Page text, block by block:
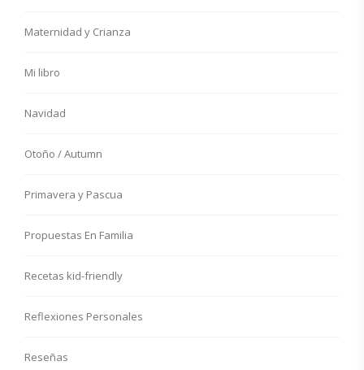
Maternidad y Crianza
Mi libro
Navidad
Otoño / Autumn
Primavera y Pascua
Propuestas En Familia
Recetas kid-friendly
Reflexiones Personales
Reseñas